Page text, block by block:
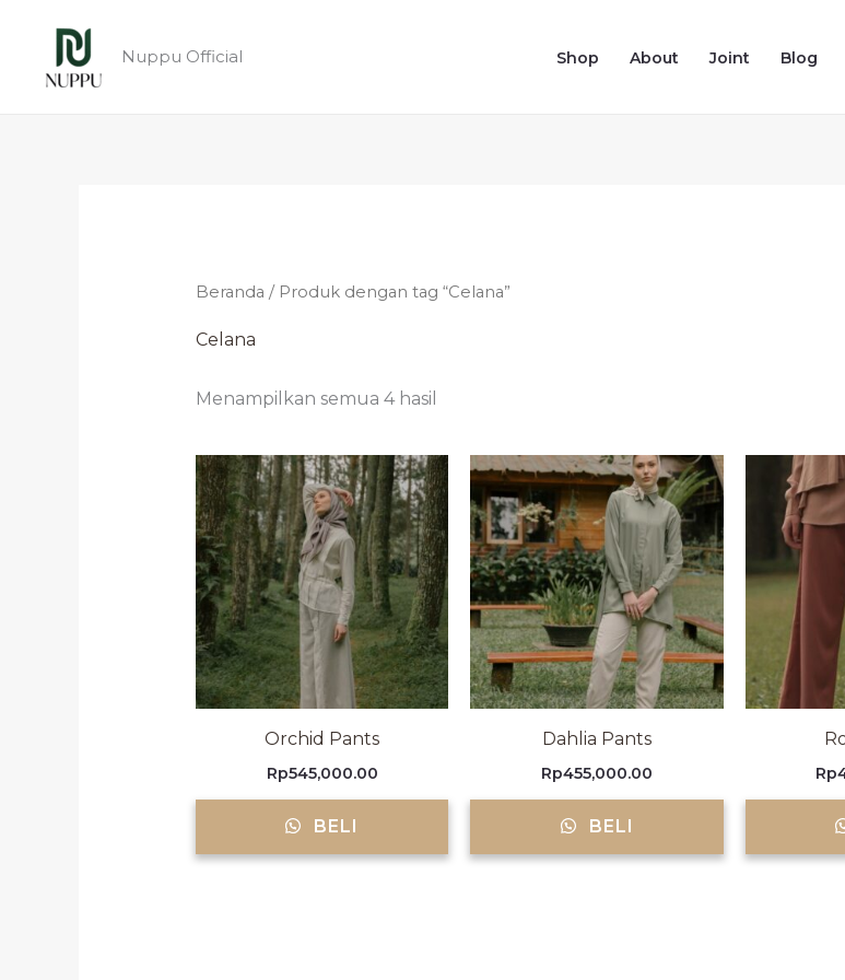
konten
Nuppu Official Shop About Joint Blog
Beranda / Produk dengan tag “Celana”
Celana
Menampilkan semua 4 hasil
Orchid Pants
Rp545,000.00
BELI
Dahlia Pants
Rp455,000.00
BELI
Rp